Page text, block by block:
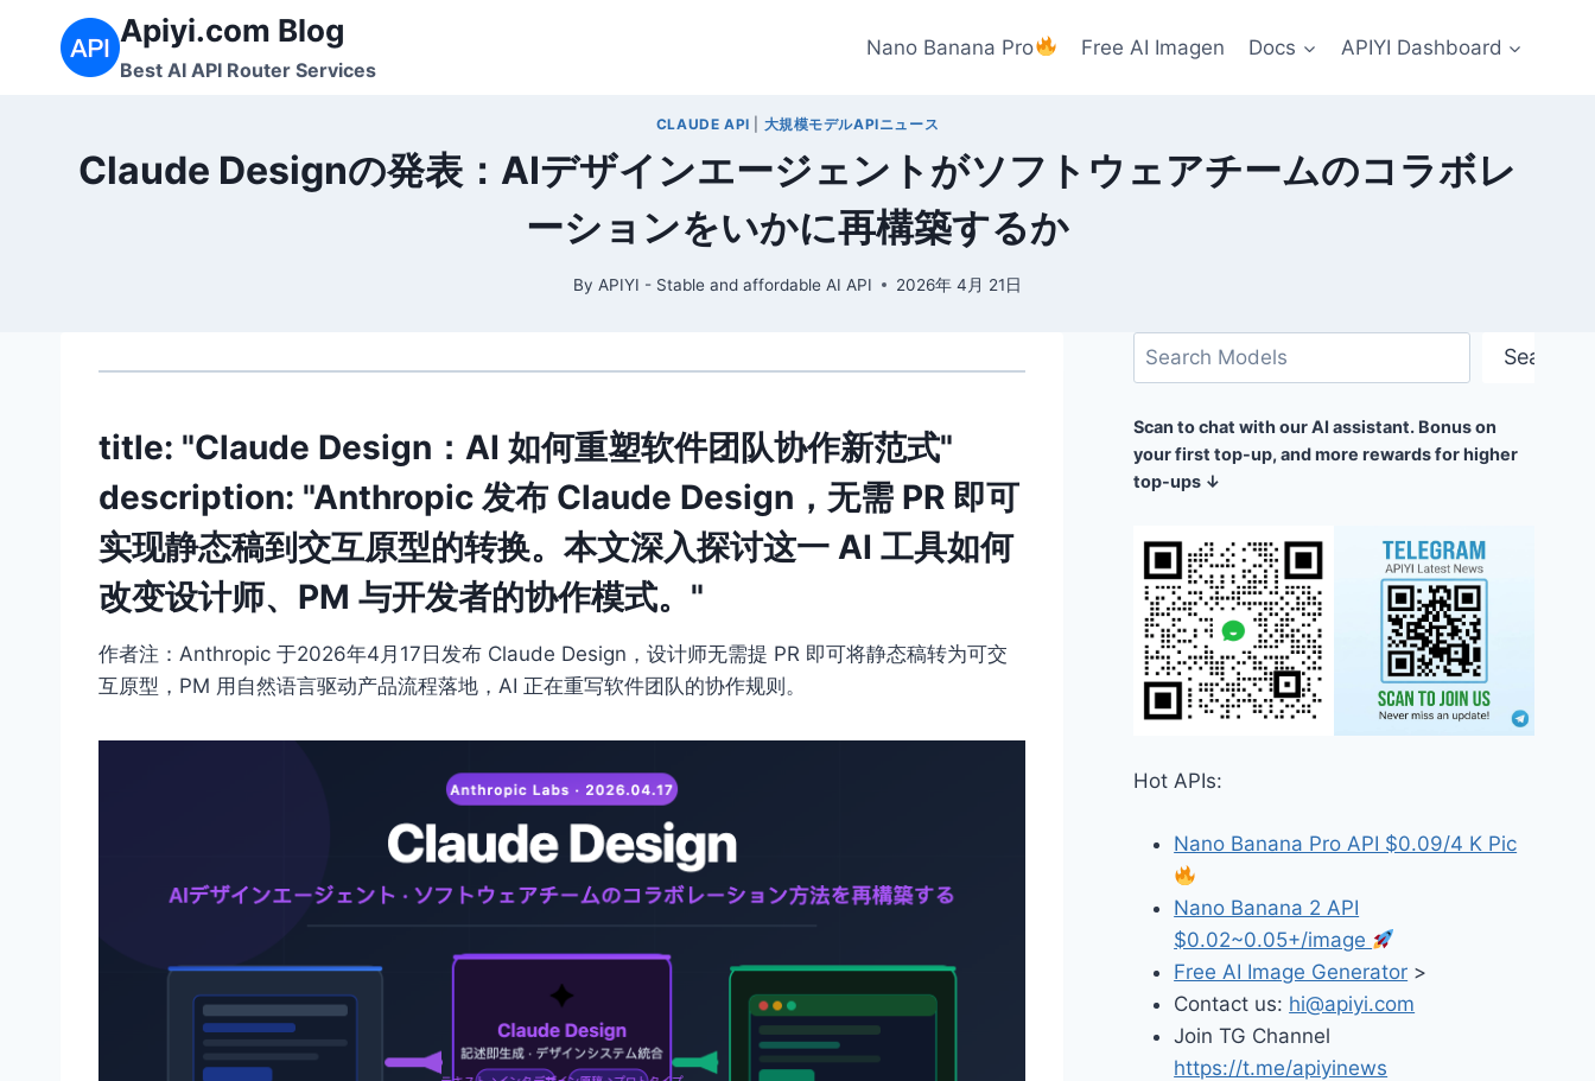
Apiyi.com Blog
Best AI API Router Services
Nano Banana Pro Free AI Imagen Docs APIYI Dashboard
CLAUDE API 大規模モデルAPIニュース
Claude Designの発表：AIデザインエージェントがソフトウェアチームのコラボレ
ーションをいかに再構築するか
By APIYI - Stable and affordable AI API 2026年 4月 21日
title: "Claude Design：AI 如何重塑软件团队协作新范式"
description: "Anthropic 发布 Claude Design，无需 PR 即可
实现静态稿到交互原型的转换。本文深入探讨这一 AI 工具如何
改变设计师、PM 与开发者的协作模式。"
作者注：Anthropic 于2026年4月17日发布 Claude Design，设计师无需提 PR 即可将静态稿转为可交
互原型，PM 用自然语言驱动产品流程落地，AI 正在重写软件团队的协作规则。
検
索
Search
Scan to chat with our AI assistant. Bonus on
your first top-up, and more rewards for higher
top-ups ↓
Hot APIs:
Nano Banana Pro API $0.09/4 K Pic
Nano Banana 2 API
$0.02~0.05+/image
Free AI Image Generator >
Contact us: hi@apiyi.com
Join TG Channel
https://t.me/apiyinews